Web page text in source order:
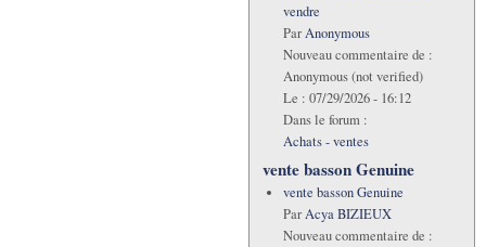
vendre
ParAnonymous
Nouveau commentaire de :
Anonymous (not verified)
Le : 07/29/2026 - 16:12
Dans le forum :
Achats - ventes
vente basson Genuine
vente basson Genuine
ParAcya BIZIEUX
Nouveau commentaire de :